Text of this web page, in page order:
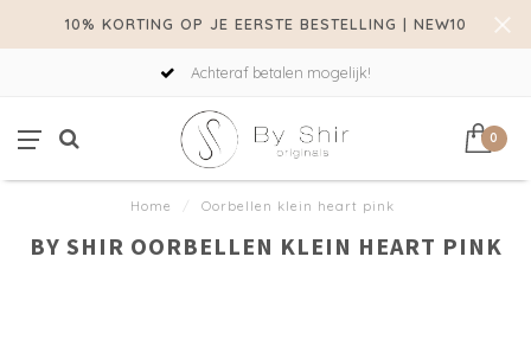
10% KORTING OP JE EERSTE BESTELLING | NEW10
Achteraf betalen mogelijk!
0
Home / Oorbellen klein heart pink
BY SHIR OORBELLEN KLEIN HEART PINK